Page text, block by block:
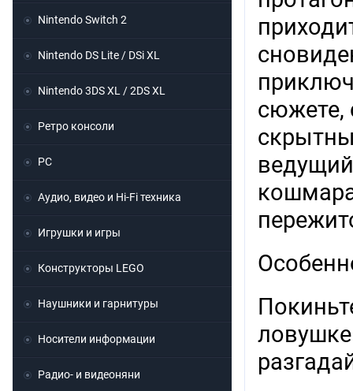
сюжете,
Nintendo Switch 2
Nintendo DS Lite / DSi XL
Nintendo 3DS XL / 2DS XL
Ретро консоли
PC
Аудио, видео и Hi-Fi техника
Игрушки и игры
Конструкторы LEGO
Наушники и гарнитуры
Носители информации
Радио- и видеоняни